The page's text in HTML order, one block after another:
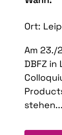
Ort:
Am 23./
DBFZ
stehen...